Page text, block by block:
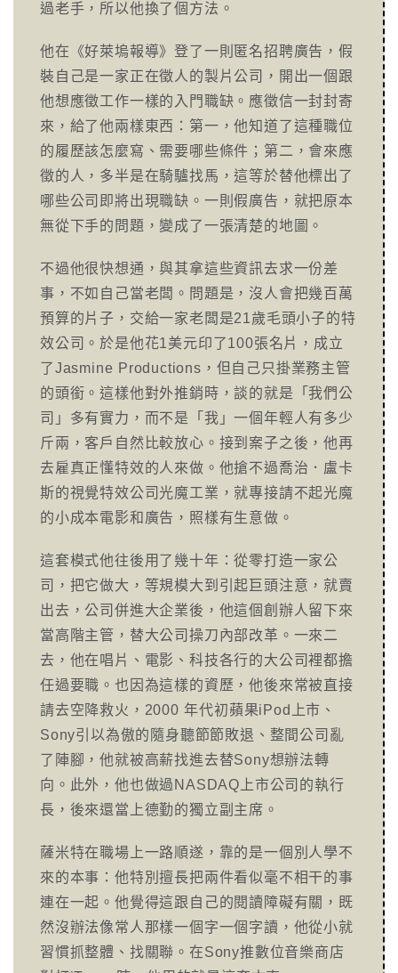
過老手，所以他換了個方法。
他在《好萊塢報導》登了一則匿名招聘廣告，假
裝自己是一家正在徵人的製片公司，開出一個跟
他想應徵工作一樣的入門職缺。應徵信一封封寄
來，給了他兩樣東西：第一，他知道了這種職位
的履歷該怎麼寫、需要哪些條件；第二，會來應
徵的人，多半是在騎驢找馬，這等於替他標出了
哪些公司即將出現職缺。一則假廣告，就把原本
無從下手的問題，變成了一張清楚的地圖。
不過他很快想通，與其拿這些資訊去求一份差
事，不如自己當老闆。問題是，沒人會把幾百萬
預算的片子，交給一家老闆是21歲毛頭小子的特
效公司。於是他花1美元印了100張名片，成立
了Jasmine Productions，但自己只掛業務主管
的頭銜。這樣他對外推銷時，談的就是「我們公
司」多有實力，而不是「我」一個年輕人有多少
斤兩，客戶自然比較放心。接到案子之後，他再
去雇真正懂特效的人來做。他搶不過喬治．盧卡
斯的視覺特效公司光魔工業，就專接請不起光魔
的小成本電影和廣告，照樣有生意做。
這套模式他往後用了幾十年：從零打造一家公
司，把它做大，等規模大到引起巨頭注意，就賣
出去，公司併進大企業後，他這個創辦人留下來
當高階主管，替大公司操刀內部改革。一來二
去，他在唱片、電影、科技各行的大公司裡都擔
任過要職。也因為這樣的資歷，他後來常被直接
請去空降救火，2000 年代初蘋果iPod上市、
Sony引以為傲的隨身聽節節敗退、整間公司亂
了陣腳，他就被高薪找進去替Sony想辦法轉
向。此外，他也做過NASDAQ上市公司的執行
長，後來還當上德勤的獨立副主席。
薩米特在職場上一路順遂，靠的是一個別人學不
來的本事：他特別擅長把兩件看似毫不相干的事
連在一起。他覺得這跟自己的閱讀障礙有關，既
然沒辦法像常人那樣一個字一個字讀，他從小就
習慣抓整體、找關聯。在Sony推數位音樂商店